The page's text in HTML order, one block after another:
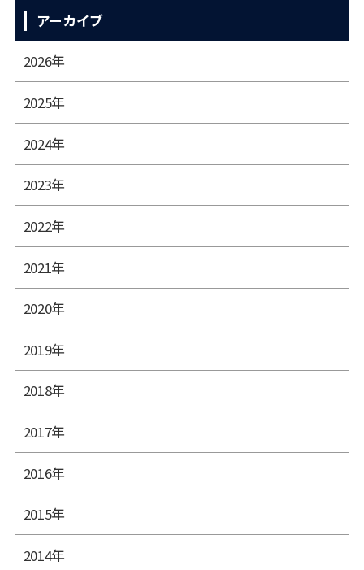
アーカイブ
2026年
2025年
2024年
2023年
2022年
2021年
2020年
2019年
2018年
2017年
2016年
2015年
2014年